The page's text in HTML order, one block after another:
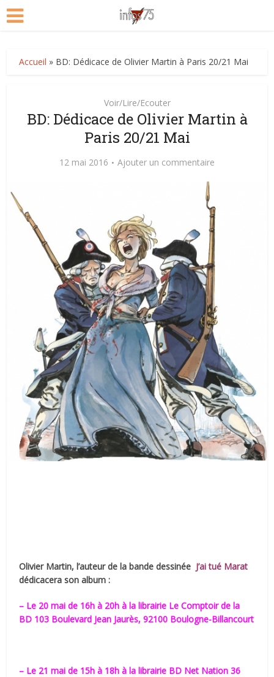
Accueil » BD: Dédicace de Olivier Martin à Paris 20/21 Mai
Voir/Lire/Ecouter
BD: Dédicace de Olivier Martin à
Paris 20/21 Mai
12 mai 2016 Ajouter un commentaire
Olivier Martin, l’auteur de la bande dessinée J’ai tué Marat
dédicacera son album :
– Le 20 mai de 16h à 20h à la librairie Le Comptoir de la
BD 103 Boulevard Jean Jaurès, 92100 Boulogne-Billancourt
– Le 21 mai de 15h à 18h à la librairie BD Net Nation36